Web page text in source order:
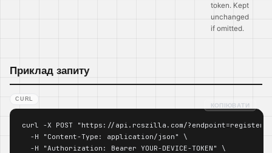
token. Kept
unchanged
if omitted.
Приклад запиту
CURL
curl -X POST "https://api.rcszilla.com/
  -H "Content-Type: application/json" \
  -H "Authorization: Bearer YOUR-DEVICE-TOKEN" \
КОПІЮВАТИ